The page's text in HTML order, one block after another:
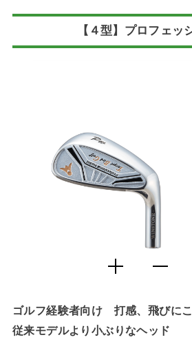
【４型】プロフェッ
ゴルフ経験者向け 打感、飛びに
従来モデルより小ぶりなヘッド